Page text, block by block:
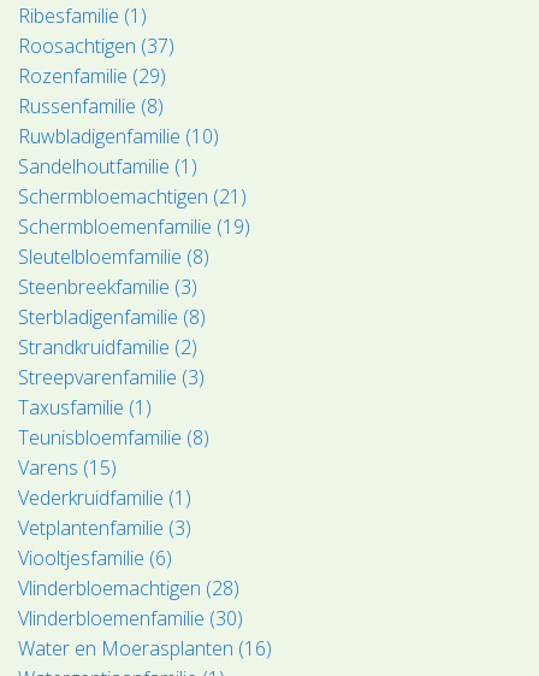
Ribesfamilie (1)
Roosachtigen (37)
Rozenfamilie (29)
Russenfamilie (8)
Ruwbladigenfamilie (10)
Sandelhoutfamilie (1)
Schermbloemachtigen (21)
Schermbloemenfamilie (19)
Sleutelbloemfamilie (8)
Steenbreekfamilie (3)
Sterbladigenfamilie (8)
Strandkruidfamilie (2)
Streepvarenfamilie (3)
Taxusfamilie (1)
Teunisbloemfamilie (8)
Varens (15)
Vederkruidfamilie (1)
Vetplantenfamilie (3)
Viooltjesfamilie (6)
Vlinderbloemachtigen (28)
Vlinderbloemenfamilie (30)
Water en Moerasplanten (16)